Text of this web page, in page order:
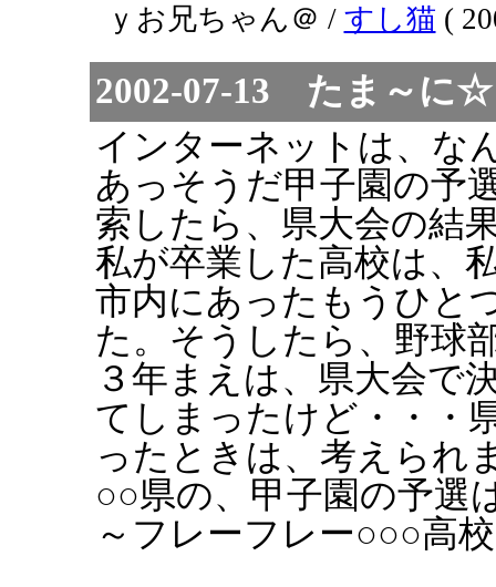
ｙお兄ちゃん＠ / すし猫 (
2002-07-13 たま～に
インターネットは、な
あっそうだ甲子園の予
索したら、県大会の結
私が卒業した高校は、
市内にあったもうひと
た。そうしたら、野球
３年まえは、県大会で
てしまったけど・・・
ったときは、考えられ
○○県の、甲子園の予選
～フレーフレー○○○高